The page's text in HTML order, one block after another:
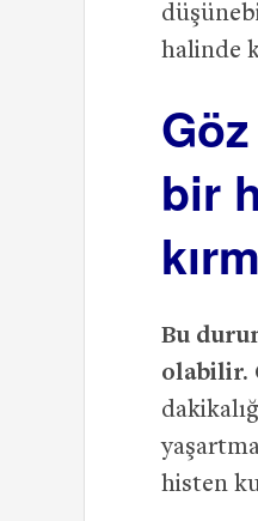
halinde
bir
Bu
olabilir.
histen